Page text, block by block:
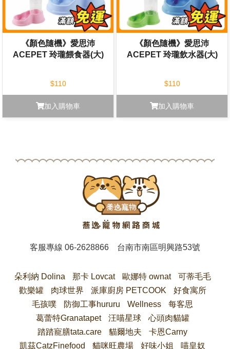
《顏色隨機》愛思沛
ACEPET 玲瓏餵食器(大)
$110
加入購物車
《顏色隨機》愛思沛
ACEPET 玲瓏飲水器(大)
$110
加入購物車
客服專線06-2628866 台南市南區明興路53號
朵利納 Dolina 那卡 Lovcat 歐娜特 ownat
可蒂毛毛
歡樂罐
肉球世界 派庫廚房 PETCOOK
好食寓所
毛孩噗
防御工事hururu Wellness
每客思
葛蕾特Granatapet
汪喵星球
心頭肉貓罐
踏踏寵膳tata.care
貓爾地夫
卡恩Carny
凱茲CatzFinefood
貓咪旺農場 好味小姐 喵皇奴